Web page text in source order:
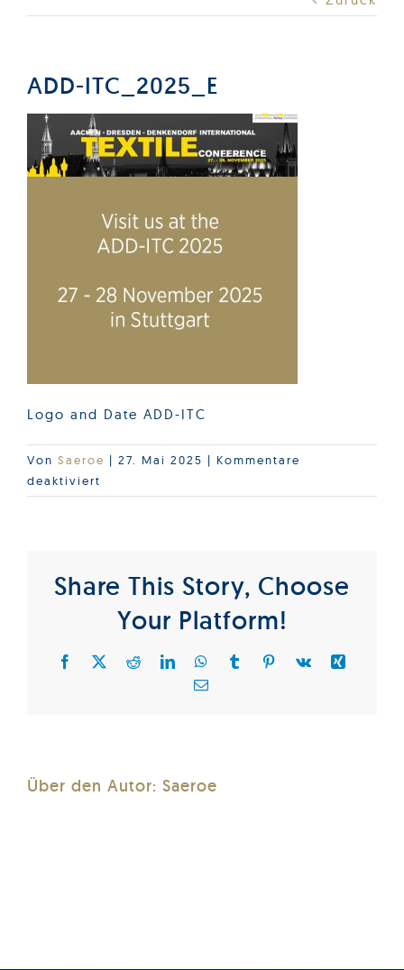
Produkte
Services
Auftragslabor
Nachrichten & Blog-Artikel
ADD-ITC_2025_E
Logo and Date ADD-ITC
Von Saeroe | 27. Mai 2025 | Kommentare
deaktiviert
ADD-
Share This Story, Choose
Your Platform!
Facebook RedditLinkedInWhatsApp
TumblrPinterest
Vk
Über den Autor: Saeroe